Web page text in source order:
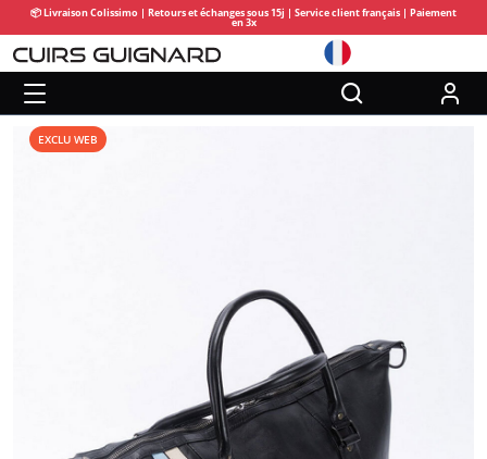
📦 Livraison Colissimo | Retours et échanges sous 15j | Service client français | Paiement
en 3x
EXCLU WEB